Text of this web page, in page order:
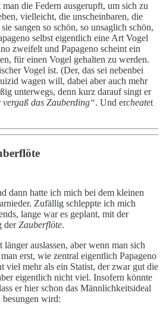
die Federn ausgerupft, um sich zu
vielleicht, die unscheinbaren, die
sangen so schön, so unsaglich schön,
selbst eigentlich eine Art Vogel
zweifelt und Papageno scheint ein
für einen Vogel gehalten zu werden.
Vogel ist. (Der, das sei nebenbei
wagen will, dabei aber auch mehr
unterwegs, denn kurz darauf singt er
das Zauberding“. Und ercheatet
dann hatte ich mich bei dem kleinen
Zufällig schleppte ich mich
lange war es geplant, mit der
derZauberflöte.
auslassen, aber wenn man sich
erst, wie zentral eigentlich Papageno
viel mehr als ein Statist, der zwar gut die
eigentlich nicht viel. Insofern könnte
er hier schon das Männlichkeitsideal
wird: